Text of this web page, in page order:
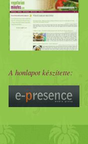
A honlapot készítette: